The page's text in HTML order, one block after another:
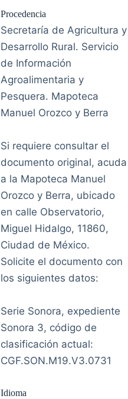
Procedencia
Secretaría de Agricultura y
Desarrollo Rural. Servicio
de Información
Agroalimentaria y
Pesquera. Mapoteca
Manuel Orozco y Berra
Si requiere consultar el
documento original, acuda
a la Mapoteca Manuel
Orozco y Berra, ubicado
en calle Observatorio,
Miguel Hidalgo, 11860,
Ciudad de México.
Solicite el documento con
los siguientes datos:
Serie Sonora, expediente
Sonora 3, código de
clasificación actual:
CGF.SON.M19.V3.0731
Idioma